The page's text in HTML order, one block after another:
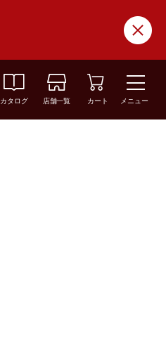
カタログ 店舗一覧 カート メニュー